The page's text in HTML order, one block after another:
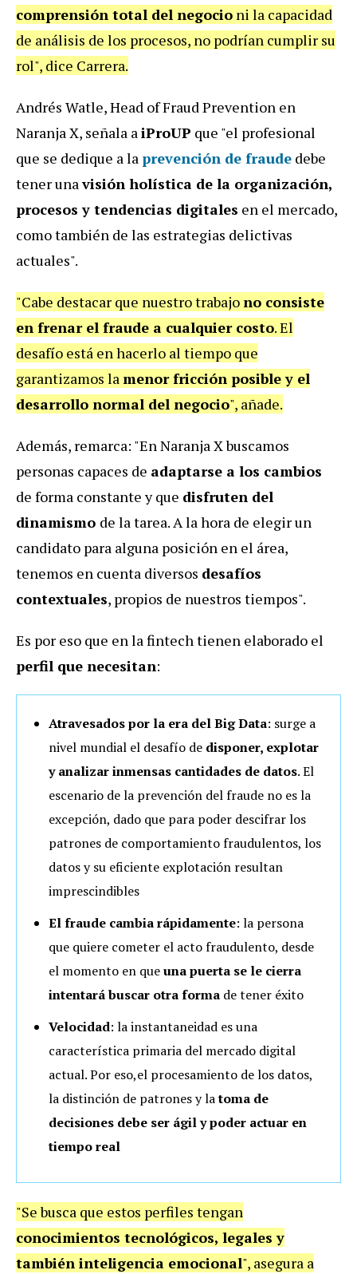
comprensión total del negocio ni la capacidad
de análisis de los procesos, no podrían cumplir su
rol", dice Carrera.
Andrés Watle, Head of Fraud Prevention en
Naranja X, señala aiProUP que "el profesional
que se dedique a laprevención de fraude debe
tener unavisión holística de la organización,
procesos y tendencias digitales en el mercado,
como también de las estrategias delictivas
actuales".
"Cabe destacar que nuestro trabajono consiste
en frenar el fraude a cualquier costo. El
desafío está en hacerlo al tiempo que
garantizamos lamenor fricción posible y el
desarrollo normal del negocio", añade.
Además, remarca: "En Naranja X buscamos
personas capaces de adaptarse a los cambios
de forma constante y que disfruten del
dinamismo de la tarea. A la hora de elegir un
candidato para alguna posición en el área,
tenemos en cuenta diversos desafíos
contextuales, propios de nuestros tiempos".
Es por eso que en la fintech tienen elaborado el
perfil que necesitan:
Atravesados por la era del Big Data: surge a
nivel mundial el desafío de disponer, explotar
y analizar inmensas cantidades de datos. El
escenario de la prevención del fraude no es la
excepción, dado que para poder descifrar los
patrones de comportamiento fraudulentos, los
datos y su eficiente explotación resultan
imprescindibles
El fraude cambia rápidamente: la persona
que quiere cometer el acto fraudulento, desde
el momento en queuna puerta se le cierra
intentará buscar otra forma de tener éxito
Velocidad: la instantaneidad es una
característica primaria del mercado digital
actual. Por eso,el procesamiento de los datos,
la distinción de patrones y latoma de
decisiones debe ser ágil y poder actuar en
tiempo real
"Se busca que estos perfiles tengan
conocimientos tecnológicos, legales y
también inteligencia emocional", asegura a